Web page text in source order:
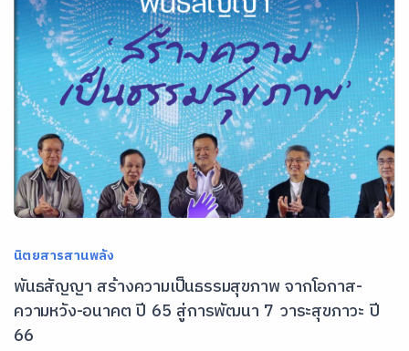
นิตยสารสานพลัง
พันธสัญญา สร้างความเป็นธรรมสุขภาพ จากโอกาส-
ความหวัง-อนาคต ปี 65 สู่การพัฒนา 7 วาระสุขภาวะ ปี
66